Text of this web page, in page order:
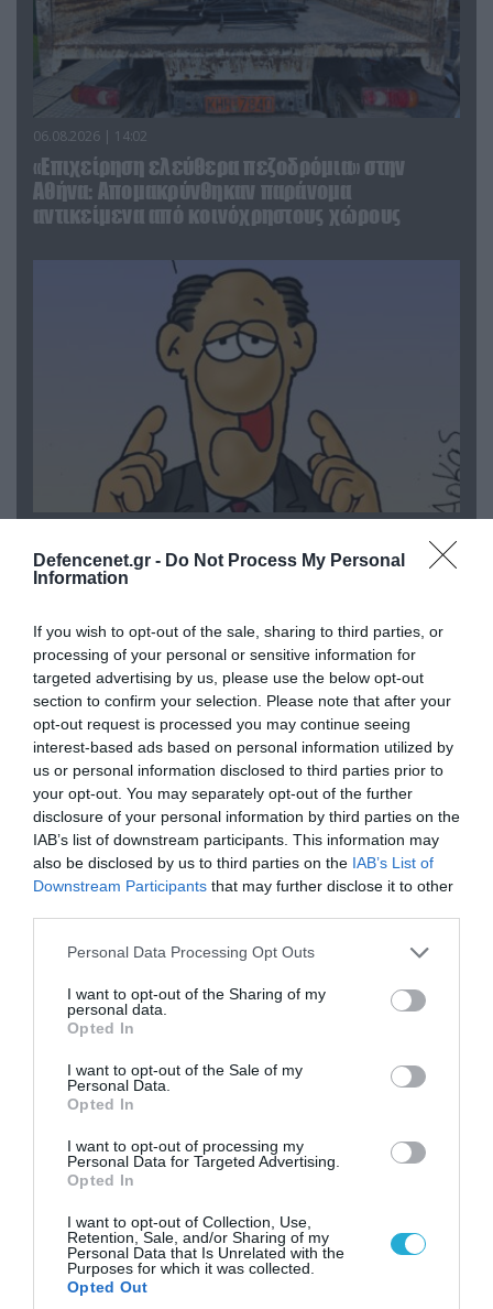
Defencenet.gr - Do Not Process My Personal
Information
If you wish to opt-out of the sale, sharing to third parties, or
processing of your personal or sensitive information for
targeted advertising by us, please use the below opt-out
section to confirm your selection. Please note that after your
opt-out request is processed you may continue seeing
interest-based ads based on personal information utilized by
us or personal information disclosed to third parties prior to
your opt-out. You may separately opt-out of the further
disclosure of your personal information by third parties on the
IAB’s list of downstream participants. This information may
also be disclosed by us to third parties on the IAB’s List of
Downstream Participants that may further disclose it to other
Please note that this website/app uses one or more Google
not limited to your visit or usage behaviour. You may click to
grant or deny consent to Google and its third-party tags to
use your data for below specified purposes in below Google
consent section.
Personal Data Processing Opt Outs
I want to opt-out of the Sharing of my
personal data.
Opted In
I want to opt-out of the Sale of my
Personal Data.
Opted In
I want to opt-out of processing my
Personal Data for Targeted Advertising.
Opted In
I want to opt-out of Collection, Use,
Retention, Sale, and/or Sharing of my
Personal Data that Is Unrelated with the
Purposes for which it was collected.
Opted Out
06.08.2026 | 14:02
«Επιχείρηση ελεύθερα πεζοδρόμια» στην
Αθήνα: Απομακρύνθηκαν παράνομα
αντικείμενα από κοινόχρηστους χώρους
«Οι εντελώς αθώοι»: Η ανάρτηση του Αρκά για
τα ζώα που χάθηκαν στις πυρκαγιές της
04.08.2026 | 15:02
Αυτή την ώρα το τελευταίο «αντίο» στον πρώην
04.08.2026 | 13:02